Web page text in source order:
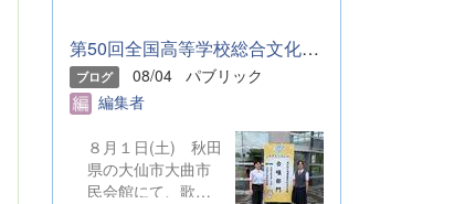
第50回全国高等学校総合文化祭「音楽部」のご報告
ブログ 08/04
パブリック
編集者
８月１日(土) 秋田
県の大仙市大曲市
民会館にて、歌声